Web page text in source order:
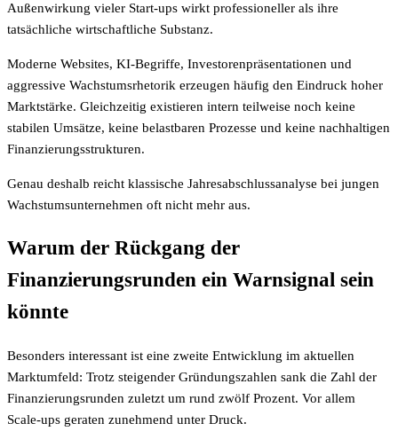
Außenwirkung vieler Start-ups wirkt professioneller als ihre
tatsächliche wirtschaftliche Substanz.
Moderne Websites, KI-Begriffe, Investorenpräsentationen und
aggressive Wachstumsrhetorik erzeugen häufig den Eindruck hoher
Marktstärke. Gleichzeitig existieren intern teilweise noch keine
stabilen Umsätze, keine belastbaren Prozesse und keine nachhaltigen
Finanzierungsstrukturen.
Genau deshalb reicht klassische Jahresabschlussanalyse bei jungen
Wachstumsunternehmen oft nicht mehr aus.
Warum der Rückgang der
Finanzierungsrunden ein Warnsignal sein
könnte
Besonders interessant ist eine zweite Entwicklung im aktuellen
Marktumfeld: Trotz steigender Gründungszahlen sank die Zahl der
Finanzierungsrunden zuletzt um rund zwölf Prozent. Vor allem
Scale-ups geraten zunehmend unter Druck.